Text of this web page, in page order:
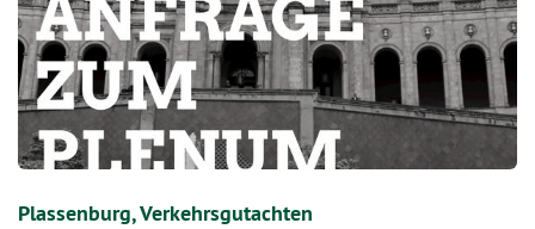
Plassenburg, Verkehrsgutachten